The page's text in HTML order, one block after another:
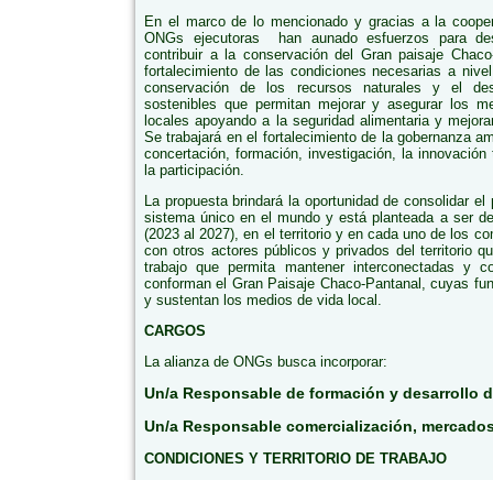
En el marco de lo mencionado y gracias a la
ONGs ejecutoras han aunado esfuerzos para
contribuir a la conservación del Gran paisaje
fortalecimiento de las condiciones necesarias a
conservación de los recursos naturales y el
sostenibles que permitan mejorar y asegurar los
locales apoyando a la seguridad alimentaria y
Se trabajará en el fortalecimiento de la gobernanza
concertación, formación, investigación, la
la participación.
La propuesta brindará la oportunidad de consolidar
sistema único en el mundo y está planteada a ser
(2023 al 2027), en el territorio y en cada uno de los
con otros actores públicos y privados del territorio
trabajo que permita mantener interconectadas y
conforman el Gran Paisaje Chaco-Pantanal, cuyas
y sustentan los medios de vida local.
CARGOS
La alianza de ONGs busca incorporar:
Un/a Responsable de formación y desarrollo
Un/a Responsable comercialización,
CONDICIONES Y TERRITORIO DE TRABAJO